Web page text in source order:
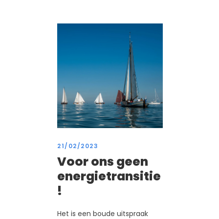
21/02/2023
Voor ons geen
energietransitie
!
Het is een boude uitspraak